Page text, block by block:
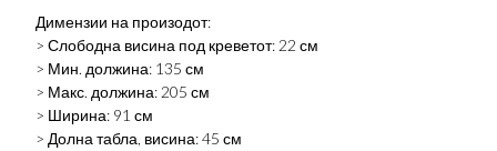
Димензии на произодот:
> Слободна висина под креветот: 22 см
> Мин. должина: 135 см
> Макс. должина: 205 см
> Ширина: 91 см
> Долна табла, висина: 45 см